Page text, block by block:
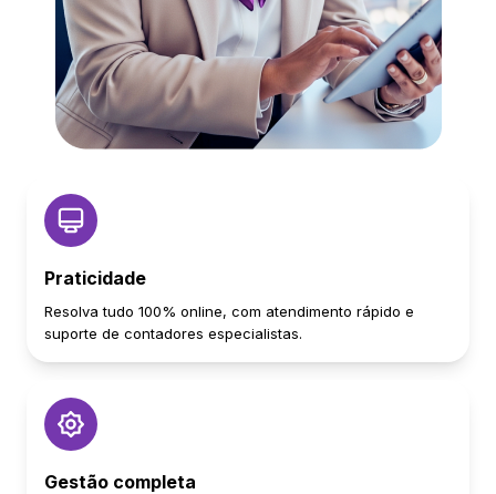
Praticidade
Resolva tudo 100% online, com atendimento rápido e
suporte de contadores especialistas.
Gestão completa